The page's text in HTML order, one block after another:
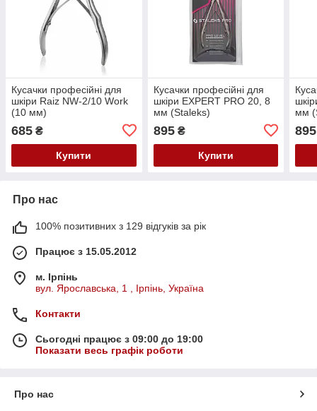
Кусачки професійні для
шкіри Raiz NW-2/10 Work
(10 мм)
685 ₴
Купити
Кусачки професійні для
шкіри EXPERT PRO 20, 8
мм (Staleks)
895₴
Купити
мм
895
Про нас
100% позитивних з 129 відгуків за рік
Працює з 15.05.2012
м. Ірпінь
вул. Ярославська, 1 , Ірпінь, Україна
Контакти
Сьогодні працює з 09:00 до 19:00
Показати весь графік роботи
Про нас